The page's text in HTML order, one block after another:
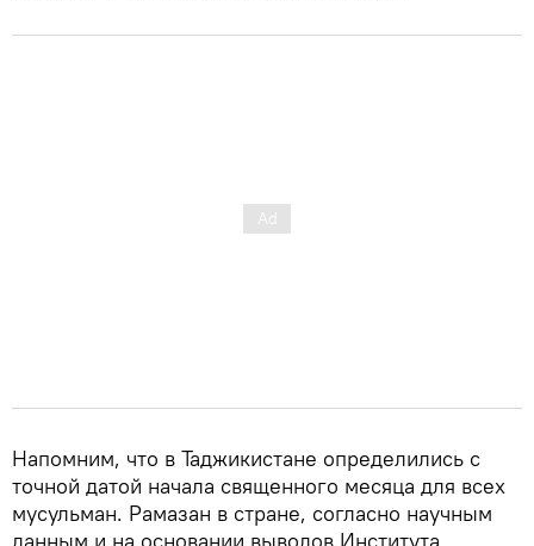
Напомним, что в Таджикистане определились с
точной датой начала священного месяца для всех
мусульман. Рамазан в стране, согласно научным
данным и на основании выводов Института